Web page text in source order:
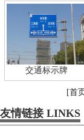
交通标示牌
[首
友情链接 LINKS